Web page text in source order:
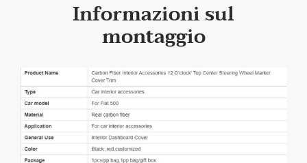
Informazioni sul
montaggio